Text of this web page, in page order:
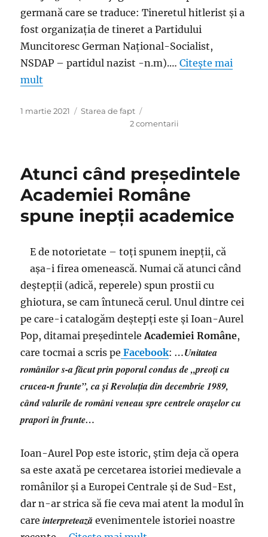
germană care se traduce: Tineretul hitlerist şi a
fost organizația de tineret a Partidului
Muncitoresc German Național-Socialist,
NSDAP – partidul nazist -n.m).…Citește mai
mult
Publicat
1 martie 2021 Categorii
Starea de fapt
2 comentarii
că
nu
suporta
ca
de
revoluţie
să-
i
celebritatea
Atunci când preşedintele
Academiei Române
spune inepţii academice
E de notorietate – toţi spunem inepţii, că
aşa-i firea omenească. Numai că atunci când
deştepţii (adică, reperele) spun prostii cu
ghiotura, se cam întunecă cerul. Unul dintre cei
pe care-i catalogăm deştepţi este şi Ioan-Aurel
Pop, ditamai preşedinteleAcademiei Române,
care tocmai a scris pe Facebook:…Unitatea
românilor s-a făcut prin poporul condus de „preoți cu
crucea-n frunte”, ca și Revoluția din decembrie 1989,
când valurile de români veneau spre centrele orașelor cu
prapori în frunte…
Ioan-Aurel Pop este istoric, ştim deja că opera
sa este axată pe cercetarea istoriei medievale a
românilor și a Europei Centrale și de Sud-Est,
dar n-ar strica să fie ceva mai atent la modul în
care interpretează evenimentele istoriei noastre